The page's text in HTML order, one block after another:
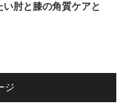
い肘と膝の角質ケアと
ジ